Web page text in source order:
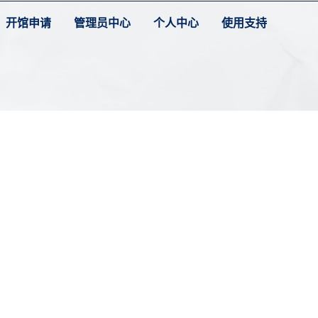
开馆申请 管理员中心 个人中心 使用支持